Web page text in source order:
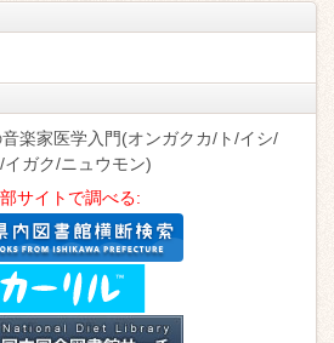
楽家医学入門(オンガクカ/ト/イシ/
イガク/ニュウモン)
サイトで調べる: